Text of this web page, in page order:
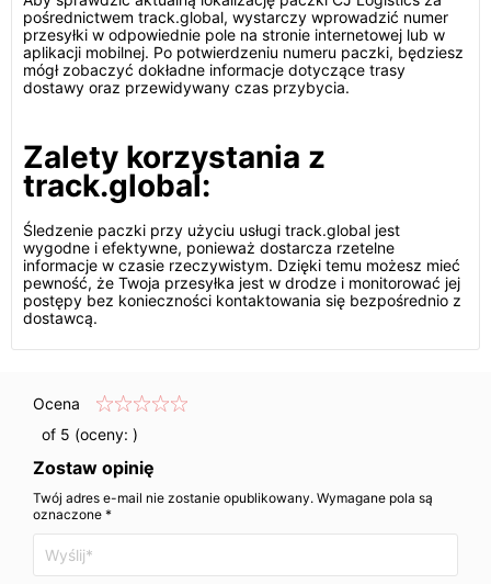
pośrednictwem track.global, wystarczy wprowadzić numer
przesyłki w odpowiednie pole na stronie internetowej lub w
aplikacji mobilnej. Po potwierdzeniu numeru paczki, będziesz
mógł zobaczyć dokładne informacje dotyczące trasy
dostawy oraz przewidywany czas przybycia.
Zalety korzystania z
track.global:
Śledzenie paczki przy użyciu usługi track.global jest
wygodne i efektywne, ponieważ dostarcza rzetelne
informacje w czasie rzeczywistym. Dzięki temu możesz mieć
pewność, że Twoja przesyłka jest w drodze i monitorować jej
postępy bez konieczności kontaktowania się bezpośrednio z
dostawcą.
Ocena
of 5 (oceny: )
Zostaw opinię
Twój adres e-mail nie zostanie opublikowany. Wymagane pola są
oznaczone *